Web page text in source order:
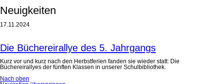
Neuigkeiten
17.11.2024
Die Büchereirallye des 5. Jahrgangs
Kurz vor und kurz nach den Herbstferien fanden sie wieder statt: Die
Büchereirallyes der fünften Klassen in unserer Schulbibliothek.
Nach oben